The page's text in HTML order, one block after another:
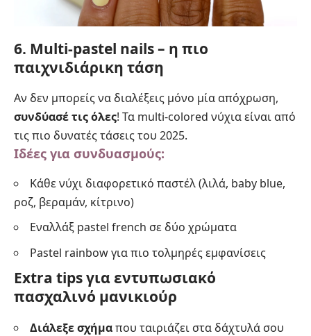
6. Multi-pastel nails – η πιο
παιχνιδιάρικη τάση
Αν δεν μπορείς να διαλέξεις μόνο μία απόχρωση,
συνδύασέ τις όλες! Τα multi-colored νύχια είναι από
τις πιο δυνατές τάσεις του 2025.
Ιδέες για συνδυασμούς:
Κάθε νύχι διαφορετικό παστέλ (λιλά, baby blue,
ροζ, βεραμάν, κίτρινο)
Εναλλάξ pastel french σε δύο χρώματα
Pastel rainbow για πιο τολμηρές εμφανίσεις
Extra tips για εντυπωσιακό
πασχαλινό μανικιούρ
Διάλεξε σχήμαπου ταιριάζει στα δάχτυλά σου